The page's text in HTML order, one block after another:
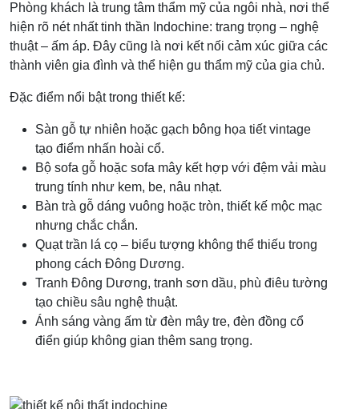
Phòng khách là trung tâm thẩm mỹ của ngôi nhà, nơi thể
hiện rõ nét nhất tinh thần Indochine: trang trọng – nghệ
thuật – ấm áp. Đây cũng là nơi kết nối cảm xúc giữa các
thành viên gia đình và thể hiện gu thẩm mỹ của gia chủ.
Đặc điểm nổi bật trong thiết kế:
Sàn gỗ tự nhiên hoặc gạch bông họa tiết vintage
tạo điểm nhấn hoài cổ.
Bộ sofa gỗ hoặc sofa mây kết hợp với đệm vải màu
trung tính như kem, be, nâu nhạt.
Bàn trà gỗ dáng vuông hoặc tròn, thiết kế mộc mạc
nhưng chắc chắn.
Quạt trần lá cọ – biểu tượng không thể thiếu trong
phong cách Đông Dương.
Tranh Đông Dương, tranh sơn dầu, phù điêu tường
tạo chiều sâu nghệ thuật.
Ánh sáng vàng ấm từ đèn mây tre, đèn đồng cổ
điển giúp không gian thêm sang trọng.